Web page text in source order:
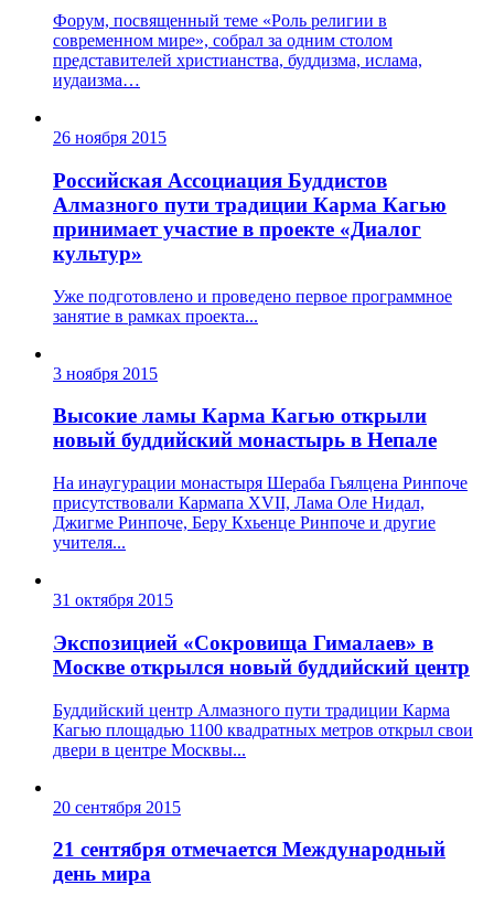
Форум, посвященный теме «Роль религии в
современном мире», собрал за одним столом
представителей христианства, буддизма, ислама,
иудаизма…
26 ноября 2015
Российская Ассоциация Буддистов
Алмазного пути традиции Карма Кагью
принимает участие в проекте «Диалог
культур»
Уже подготовлено и проведено первое программное
занятие в рамках проекта...
3 ноября 2015
Высокие ламы Карма Кагью открыли
новый буддийский монастырь в Непале
На инаугурации монастыря Шераба Гьялцена Ринпоче
присутствовали Кармапа XVII, Лама Оле Нидал,
Джигме Ринпоче, Беру Кхьенце Ринпоче и другие
учителя...
31 октября 2015
Экспозицией «Сокровища Гималаев» в
Москве открылся новый буддийский центр
Буддийский центр Алмазного пути традиции Карма
Кагью площадью 1100 квадратных метров открыл свои
двери в центре Москвы...
20 сентября 2015
21 сентября отмечается Международный
день мира